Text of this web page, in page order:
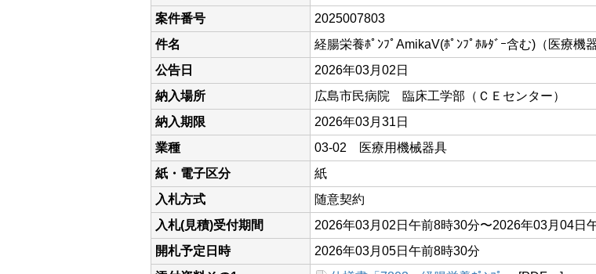
案件番号
2025007803
件名
経腸栄養ﾎﾟﾝﾌﾟAmikaV(ﾎﾟﾝﾌﾟﾎﾙﾀﾞｰ含む)（医療機器
公告日
2026年03月02日
納入場所
広島市民病院 臨床工学部（ＣＥセンター）
納入期限
2026年03月31日
業種
03-02 医療用機械器具
紙・電子区分
紙
入札方式
随意契約
入札(見積)受付期間
2026年03月02日午前8時30分〜2026年03月04日
開札予定日時
2026年03月05日午前8時30分